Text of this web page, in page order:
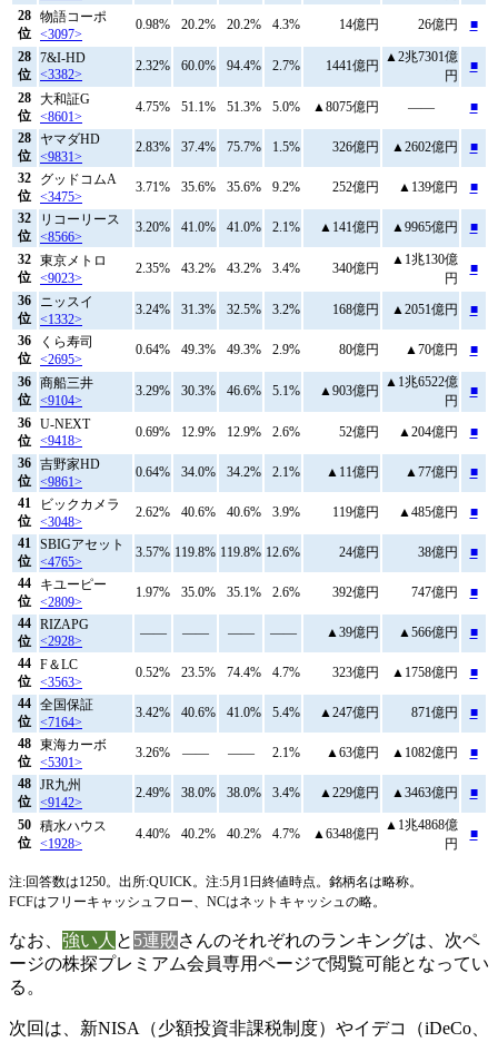
28
位
物語コーポ
<3097>
0.98% 20.2% 20.2% 4.3% 14億円 26億円 ■
28
位
7&I-HD
<3382>
2.32% 60.0% 94.4% 2.7% 1441億円
▲2兆7301億
円
■
28
位
大和証G
<8601>
4.75% 51.1% 51.3% 5.0% ▲8075億円 ――
■
28
位
ヤマダHD
<9831>
2.83% 37.4% 75.7% 1.5% 326億円 ▲2602億円
■
32
位
グッドコムA
<3475>
3.71% 35.6% 35.6% 9.2% 252億円 ▲139億円
■
32
位
リコーリース
<8566>
3.20% 41.0% 41.0% 2.1% ▲141億円 ▲9965億円 ■
32
位
東京メトロ
<9023>
2.35% 43.2% 43.2% 3.4% 340億円
▲1兆130億
円
■
36
位
ニッスイ
<1332>
3.24% 31.3% 32.5% 3.2% 168億円 ▲2051億円
■
36
位
くら寿司
<2695>
0.64% 49.3% 49.3% 2.9% 80億円 ▲70億円 ■
36
位
商船三井
<9104>
3.29% 30.3% 46.6% 5.1% ▲903億円
▲1兆6522億
円
■
36
位
U-NEXT
<9418>
0.69% 12.9% 12.9% 2.6% 52億円 ▲204億円
■
36
位
吉野家HD
<9861>
0.64% 34.0% 34.2% 2.1% ▲11億円 ▲77億円
■
41
位
ビックカメラ
<3048>
2.62% 40.6% 40.6% 3.9% 119億円 ▲485億円
■
41
位
SBIGアセット
<4765>
3.57% 119.8% 119.8% 12.6% 24億円 38億円
■
44
位
キユーピー
<2809>
1.97% 35.0% 35.1% 2.6% 392億円 747億円
■
44
位
RIZAPG
<2928>
―― ―― ―― ―― ▲39億円 ▲566億円
■
44
位
F＆LC
<3563>
0.52% 23.5% 74.4% 4.7% 323億円 ▲1758億円
■
44
位
全国保証
<7164>
3.42% 40.6% 41.0% 5.4% ▲247億円 871億円
■
48
位
東海カーボ
<5301>
3.26% ―― ―― 2.1% ▲63億円 ▲1082億円
■
48
位
JR九州
<9142>
2.49% 38.0% 38.0% 3.4% ▲229億円 ▲3463億円 ■
50
位
積水ハウス
<1928>
4.40% 40.2% 40.2% 4.7% ▲6348億円
▲1兆4868億
円
■
注:回答数は1250。出所:QUICK。注:5月1日終値時点。銘柄名は略称。
FCFはフリーキャッシュフロー、NCはネットキャッシュの略。
なお、 強い人 と 5連敗さんのそれぞれのランキングは、次ペ
ージの株探プレミアム会員専用ページで閲覧可能となってい
る。
次回は、新NISA（少額投資非課税制度）やイデコ（iDeCo、